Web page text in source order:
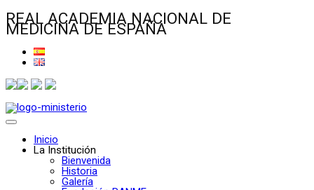
REAL ACADEMIA NACIONAL DE
MEDICINA DE ESPAÑA
Inicio
La Institución
Bienvenida
Historia
Galería